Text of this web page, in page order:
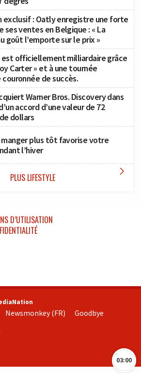
exclusif : Oatly enregistre une forte
ses ventes en Belgique : « La
goût l’emporte sur le prix »
est officiellement milliardaire grâce
Carter » et à une tournée
de succès.
Warner Bros. Discovery dans
accord d’une valeur de 72
dollars
manger plus tôt favorise votre
l’hiver
PLUS LIFESTYLE 
03:00
D’UTILISATION
Newsmonkey (FR) Goodbye